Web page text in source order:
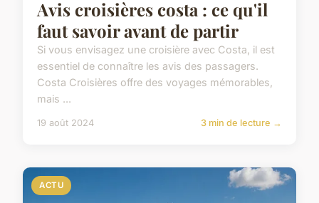
Avis croisières costa : ce qu'il
faut savoir avant de partir
Si vous envisagez une croisière avec Costa, il est
essentiel de connaître les avis des passagers.
Costa Croisières offre des voyages mémorables,
mais ...
19 août 2024 3 min de lecture →
ACTU